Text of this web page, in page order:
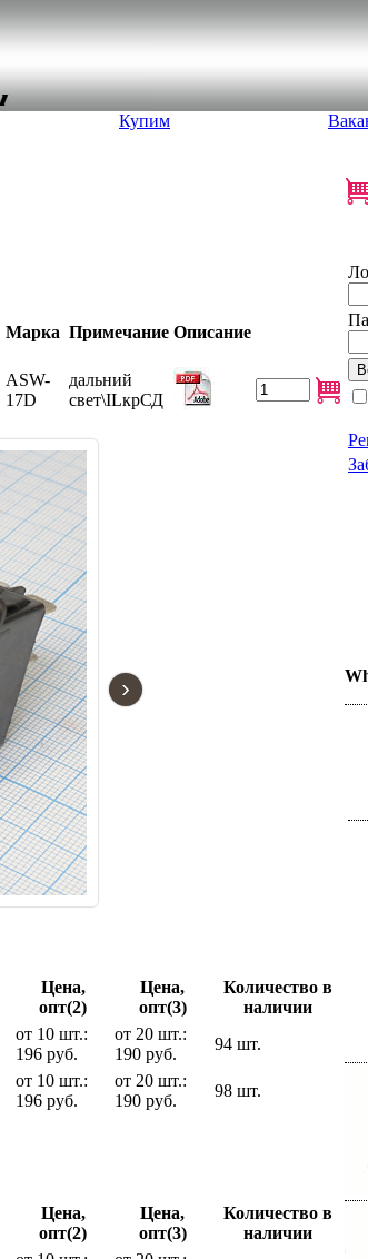
Купим
Марка Примечание Описание
ASW-
17D
дальний
свет\ILкрСД
›
Цена,
опт(2)
Цена,
опт(3)
Количество в
наличии
от 10 шт.:
196 руб.
от 20 шт.:
190 руб.
94 шт.
от 10 шт.:
196 руб.
от 20 шт.:
190 руб.
98 шт.
Цена,
опт(2)
Цена,
опт(3)
Количество в
наличии